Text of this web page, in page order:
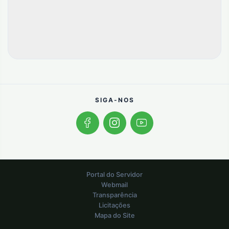
SIGA-NOS
Portal do Servidor
Webmail
Transparência
Licitações
Mapa do Site